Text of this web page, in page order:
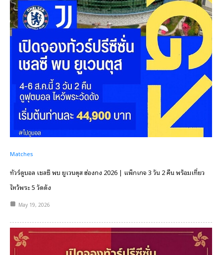
Matches
ทัวร์ดูบอล เชลซี พบ ยูเวนตุส ฮ่องกง 2026 | แพ็กเกจ 3 วัน 2 คืน พร้อมเที่ยว
ไหว้พระ 5 วัดดัง
May 19, 2026